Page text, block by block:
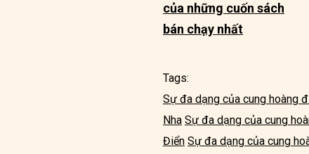
của những cuốn sách
bán chạy nhất
Tags:
Sự đa dạng của cung hoàng
Nha Sự đa dạng của cung
Điển Sự đa dạng của cung